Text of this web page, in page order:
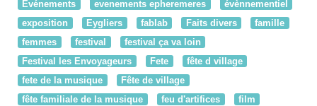
Événements evenements epheremeres
évènnementiel
exposition
Eygliers fablab Faits divers
famille
femmes
festival
festival ça va loin
Festival les Envoyageurs
Fete
fête d village
fete de la musique
Fête de village
fête familiale de la musique
feu d'artifices
film